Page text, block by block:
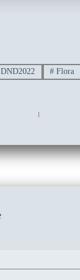
# Flora